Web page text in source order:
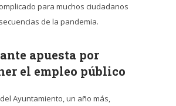
para muchos ciudadanos
de la pandemia.
apuesta por
el empleo público
Ayuntamiento, un año más,